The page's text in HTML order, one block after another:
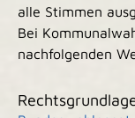
alle Stimmen
Bei
nachfolgenden